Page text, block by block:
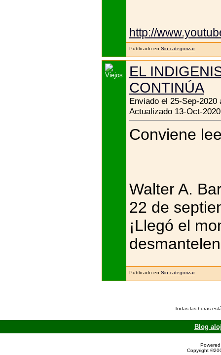
http://
Publicado en Sin categorizar
EL
CONTINÚA
Enviado el 25-Sep-
Actualizado 13-Oct-
Conviene
Walter A.
22 de
¡Llegó el
Publicado en Sin categorizar
Todas las horas
Blog
Copyright